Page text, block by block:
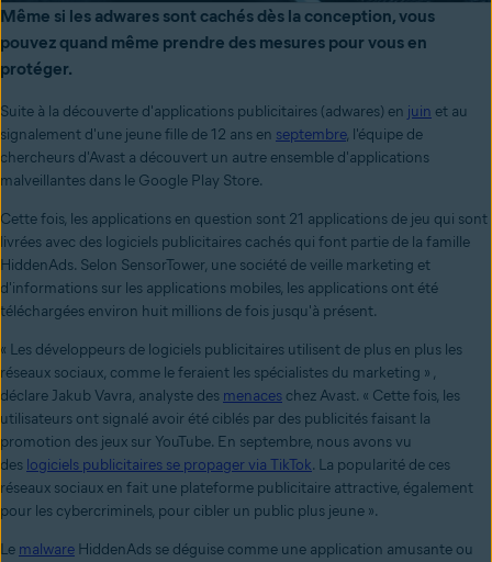
Même si les adwares sont cachés dès la conception, vous
pouvez quand même prendre des mesures pour vous en
protéger.
Suite à la découverte d'applications publicitaires (adwares) en juin et au
signalement d'une jeune fille de 12 ans en septembre, l'équipe de
chercheurs d'Avast a découvert un autre ensemble d'applications
malveillantes dans le Google Play Store.
Cette fois, les applications en question sont 21 applications de jeu qui sont
livrées avec des logiciels publicitaires cachés qui font partie de la famille
HiddenAds. Selon SensorTower, une société de veille marketing et
d'informations sur les applications mobiles, les applications ont été
téléchargées environ huit millions de fois jusqu'à présent.
« Les développeurs de logiciels publicitaires utilisent de plus en plus les
réseaux sociaux, comme le feraient les spécialistes du marketing » ,
déclare Jakub Vavra, analyste des menaces chez Avast. « Cette fois, les
utilisateurs ont signalé avoir été ciblés par des publicités faisant la
promotion des jeux sur YouTube. En septembre, nous avons vu
des logiciels publicitaires se propager via TikTok. La popularité de ces
réseaux sociaux en fait une plateforme publicitaire attractive, également
pour les cybercriminels, pour cibler un public plus jeune ».
Le malware HiddenAds se déguise comme une application amusante ou